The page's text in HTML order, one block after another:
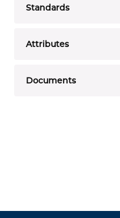
Standards
Attributes
Documents